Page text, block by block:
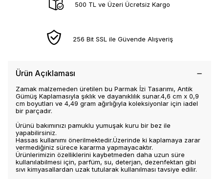
500 TL ve Üzeri Ücretsiz Kargo
256 Bit SSL ile Güvende Alışveriş
Ürün Açıklaması
Zamak malzemeden üretilen bu Parmak İzi Tasarımı, Antik
Gümüş Kaplamasıyla şıklık ve dayanıklılık sunar.4,6 cm x 0,9
cm boyutları ve 4,49 gram ağırlığıyla koleksiyonlar için iadel
bir parçadır.
Ürünü bakımınızı pamuklu yumuşak kuru bir bez ile
yapabilirsiniz.
Hassas kullanımı önerilmektedir.Üzerinde ki kaplamaya zarar
vermediğiniz sürece kararma yapmayacaktır.
Ürünlerimizin özelliklerini kaybetmeden daha uzun süre
kullanılabilmesi için, parfüm, su, deterjan, dezenfektan gibi
sıvı kimyasallardan uzak tutularak kullanılması tavsiye edilir.